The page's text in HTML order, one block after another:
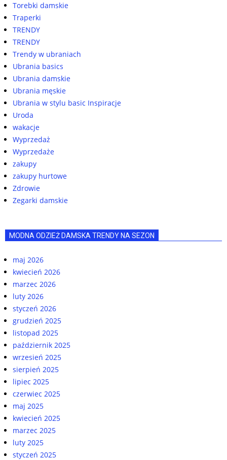
Torebki damskie
Traperki
TRENDY
TRENDY
Trendy w ubraniach
Ubrania basics
Ubrania damskie
Ubrania męskie
Ubrania w stylu basic Inspiracje
Uroda
wakacje
Wyprzedaż
Wyprzedaże
zakupy
zakupy hurtowe
Zdrowie
Zegarki damskie
MODNA ODZIEŻ DAMSKA TRENDY NA SEZON
maj 2026
kwiecień 2026
marzec 2026
luty 2026
styczeń 2026
grudzień 2025
listopad 2025
październik 2025
wrzesień 2025
sierpień 2025
lipiec 2025
czerwiec 2025
maj 2025
kwiecień 2025
marzec 2025
luty 2025
styczeń 2025